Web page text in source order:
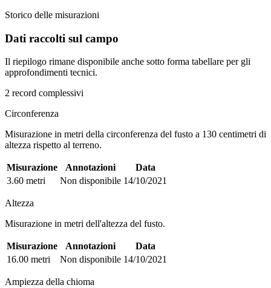
Storico delle misurazioni
Dati raccolti sul campo
Il riepilogo rimane disponibile anche sotto forma tabellare per gli
approfondimenti tecnici.
2 record complessivi
Circonferenza
Misurazione in metri della circonferenza del fusto a 130 centimetri di
altezza rispetto al terreno.
Misurazione Annotazioni
Data
3.60 metri
Non disponibile 14/10/2021
Altezza
Misurazione in metri dell'altezza del fusto.
Misurazione Annotazioni
Data
16.00 metri
Non disponibile 14/10/2021
Ampiezza della chioma